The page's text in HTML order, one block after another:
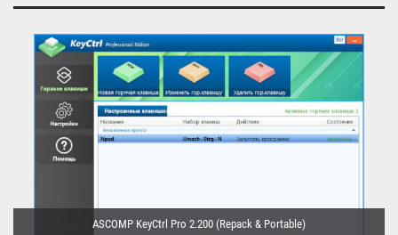
ASCOMP KeyCtrl Pro 2.200 (Repack & Portable)